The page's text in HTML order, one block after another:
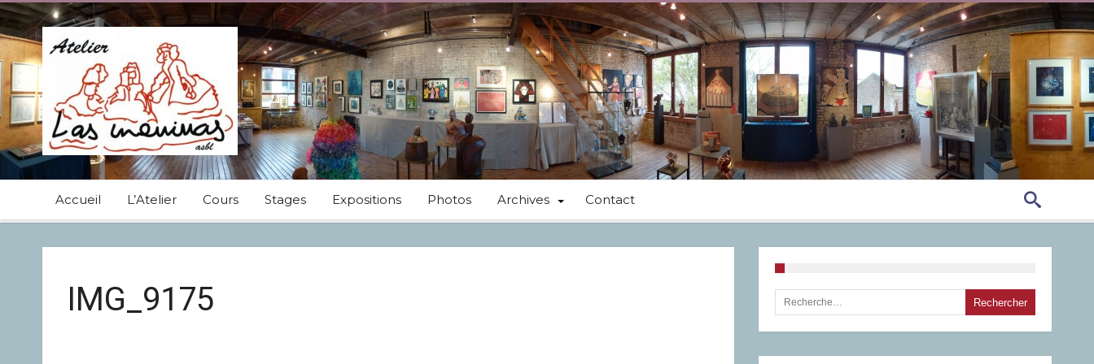
Accueil L’Atelier Cours Stages Expositions Photos Archives Contact
IMG_9175 Rechercher :